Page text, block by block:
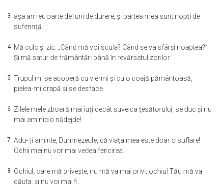
3 aşa am eu parte de luni de durere, şi partea mea sunt nopţi de
suferinţă.
4 Mă culc şi zic: „Când mă voi scula? Când se va sfârşi noaptea?”
Şi mă satur de frământări până în revărsatul zorilor.
5 Trupul mi se acoperă cu viermi şi cu o coajă pământoasă,
pielea-mi crapă şi se desface.
6 Zilele mele zboară mai iuţi decât suveica ţesătorului, se duc şi nu
mai am nicio nădejde!
7 Adu-Ţi aminte, Dumnezeule, că viaţa mea este doar o suflare!
Ochii mei nu vor mai vedea fericirea.
8 Ochiul, care mă priveşte, nu mă va mai privi; ochiul Tău mă va
căuta, şi nu voi mai fi.